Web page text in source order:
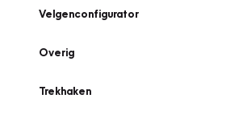
Velgenconfigurator
Overig
Trekhaken